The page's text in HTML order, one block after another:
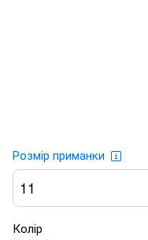
Розмір приманки
11
Колір